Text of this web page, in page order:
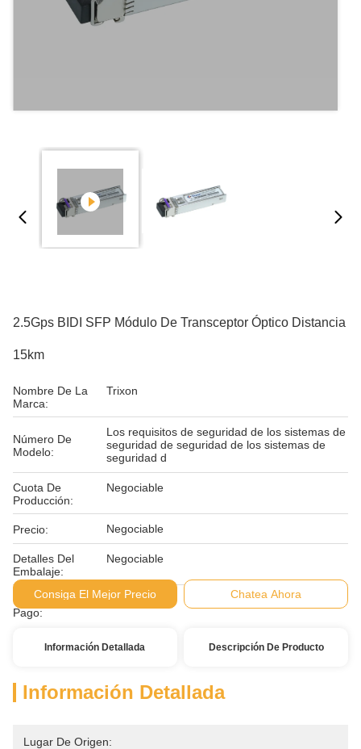
2.5Gps BIDI SFP Módulo De Transceptor Óptico Distancia
15km
Nombre De La
Marca:
Trixon
Número De
Modelo:
Los requisitos de seguridad de los sistemas de
seguridad de seguridad de los sistemas de
seguridad d
Cuota De
Producción:
Negociable
Precio: Negociable
Detalles Del
Embalaje:
Negociable
Condiciones De
Pago:
L/C D/P
Consiga El Mejor Precio Chatea Ahora
Información Detallada Descripción De Producto
Información Detallada
Lugar De Origen: